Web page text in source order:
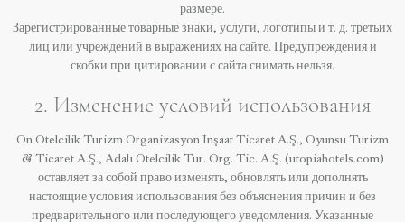
размере.
Зарегистрированные товарные знаки, услуги, логотипы и т. д. третьих
лиц или учреждений в выражениях на сайте. Предупреждения и
скобки при цитировании с сайта снимать нельзя.
2. Изменение условий использования
On Otelcilik Turizm Organizasyon İnşaat Ticaret A.Ş., Oyunsu Turizm
& Ticaret A.Ş., Adalı Otelcilik Tur. Org. Tic. A.Ş. (utopiahotels.com)
оставляет за собой право изменять, обновлять или дополнять
настоящие условия использования без объяснения причин и без
предварительного или последующего уведомления. Указанные